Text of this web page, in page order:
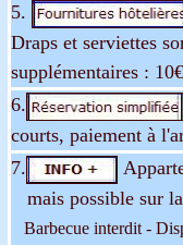
5.
Draps et serviettes
supplémentaires :
6.
courts, paiement à
7.
mais possible sur
Barbecue interdit -